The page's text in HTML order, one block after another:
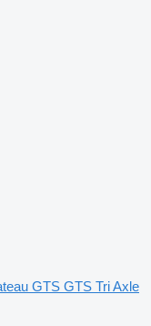
GTS GTS Tri Axle